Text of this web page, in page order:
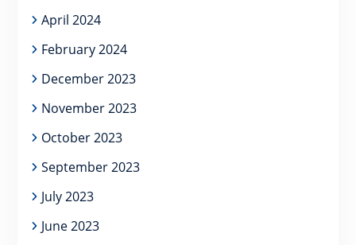
April 2024
February 2024
December 2023
November 2023
October 2023
September 2023
July 2023
June 2023